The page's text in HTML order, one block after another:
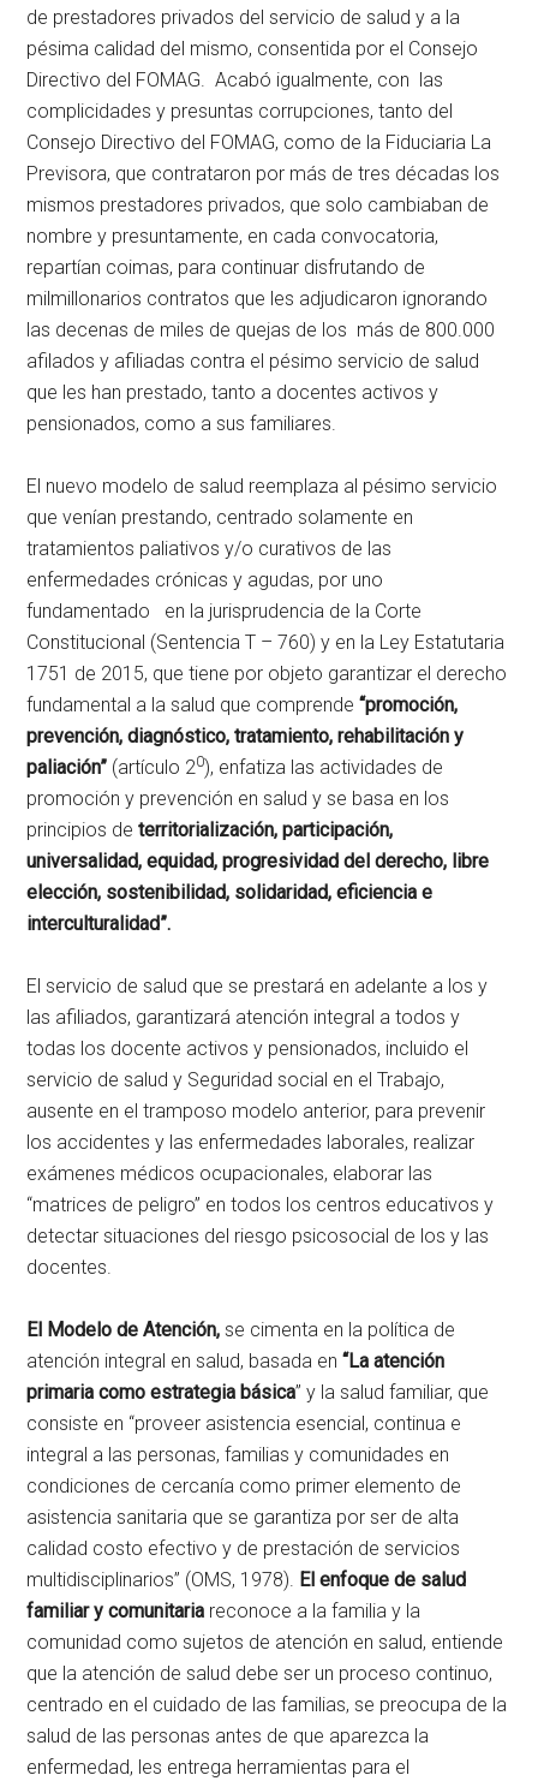
de prestadores privados del servicio de salud y a la
pésima calidad del mismo, consentida por el Consejo
Directivo del FOMAG. Acabó igualmente, con las
complicidades y presuntas corrupciones, tanto del
Consejo Directivo del FOMAG, como de la Fiduciaria La
Previsora, que contrataron por más de tres décadas los
mismos prestadores privados, que solo cambiaban de
nombre y presuntamente, en cada convocatoria,
repartían coimas, para continuar disfrutando de
milmillonarios contratos que les adjudicaron ignorando
las decenas de miles de quejas de los más de 800.000
afilados y afiliadas contra el pésimo servicio de salud
que les han prestado, tanto a docentes activos y
pensionados, como a sus familiares.
El nuevo modelo de salud reemplaza al pésimo servicio
que venían prestando, centrado solamente en
tratamientos paliativos y/o curativos de las
enfermedades crónicas y agudas, por uno
fundamentado en la jurisprudencia de la Corte
Constitucional (Sentencia T – 760) y en la Ley Estatutaria
1751 de 2015, que tiene por objeto garantizar el derecho
fundamental a la salud que comprende“promoción,
prevención, diagnóstico, tratamiento, rehabilitación y
paliación” (artículo 20), enfatiza las actividades de
promoción y prevención en salud y se basa en los
principios deterritorialización, participación,
universalidad, equidad, progresividad del derecho, libre
elección, sostenibilidad, solidaridad, eficiencia e
interculturalidad”.
El servicio de salud que se prestará en adelante a los y
las afiliados, garantizará atención integral a todos y
todas los docente activos y pensionados, incluido el
servicio de salud y Seguridad social en el Trabajo,
ausente en el tramposo modelo anterior, para prevenir
los accidentes y las enfermedades laborales, realizar
exámenes médicos ocupacionales, elaborar las
“matrices de peligro” en todos los centros educativos y
detectar situaciones del riesgo psicosocial de los y las
docentes.
El Modelo de Atención, se cimenta en la política de
atención integral en salud, basada en“La atención
primaria como estrategia básica” y la salud familiar, que
consiste en “proveer asistencia esencial, continua e
integral a las personas, familias y comunidades en
condiciones de cercanía como primer elemento de
asistencia sanitaria que se garantiza por ser de alta
calidad costo efectivo y de prestación de servicios
multidisciplinarios” (OMS, 1978). El enfoque de salud
familiar y comunitaria reconoce a la familia y la
comunidad como sujetos de atención en salud, entiende
que la atención de salud debe ser un proceso continuo,
centrado en el cuidado de las familias, se preocupa de la
salud de las personas antes de que aparezca la
enfermedad, les entrega herramientas para el